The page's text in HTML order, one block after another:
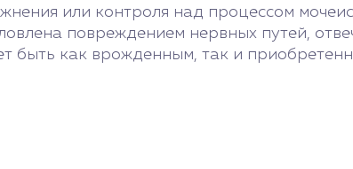
или контроля над процессом
повреждением нервных путей,
быть как врожденным, так и